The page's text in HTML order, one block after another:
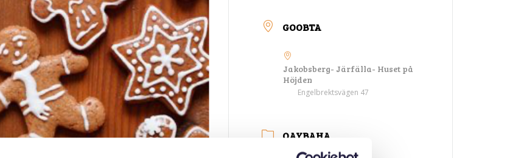
GOOBTA
Jakobsberg- Järfälla- Huset på
Höjden
Engelbrektsvägen 47
QAYBAHA